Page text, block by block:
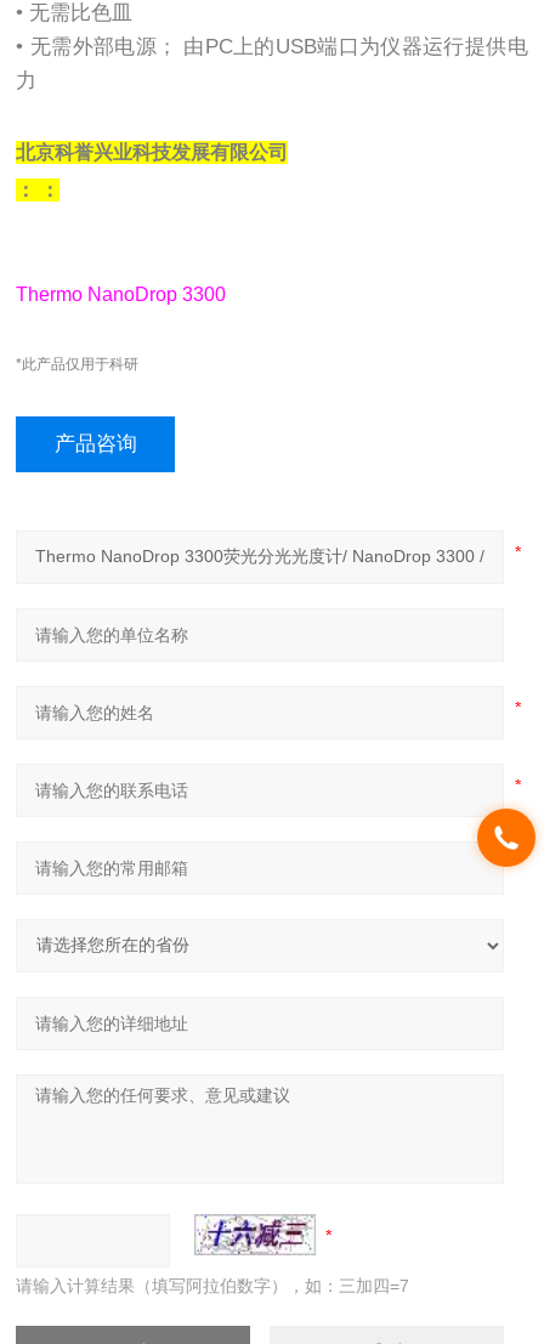
• 无需比色皿
• 无需外部电源； 由PC上的USB端口为仪器运行提供电
力
北京科誉兴业科技发展有限公司
：
：
Thermo NanoDrop 3300
*此产品仅用于科研
产品咨询
请输入计算结果（填写阿拉伯数字），如：三加四=7